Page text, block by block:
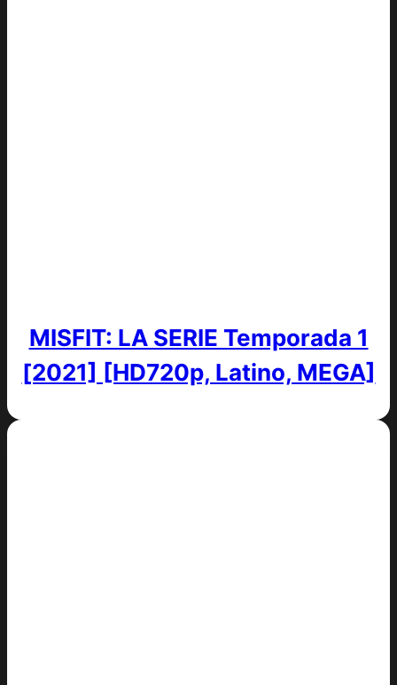
MISFIT: LA SERIE Temporada 1
[2021] [HD720p, Latino, MEGA]